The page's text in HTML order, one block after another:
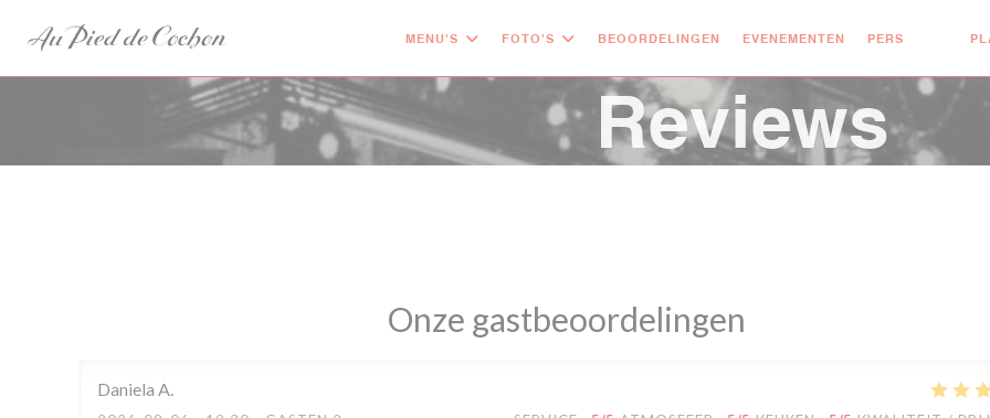
MENU'S FOTO'S BEOORDELINGEN EVENEMENTEN PERS
Reviews
Onze gastbeoordelingen
Daniela A